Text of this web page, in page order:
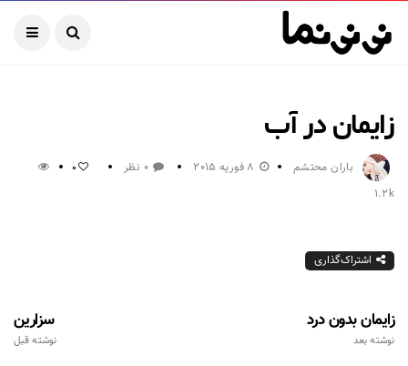
زایمان در آب
باران محتشم 8 فوریه 2015 0 نظر 0
1.2k
اشتراک‌گذاری
سزارین
نوشته قبل
زایمان بدون درد
نوشته بعد